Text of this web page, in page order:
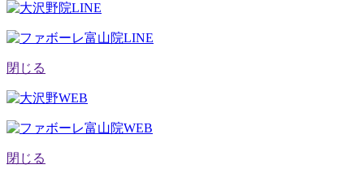
閉じる
閉じる